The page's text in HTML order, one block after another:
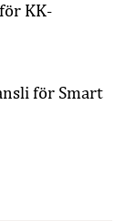
KK-
för Smart